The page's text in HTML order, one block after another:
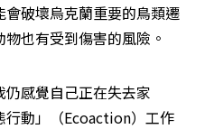
破壞烏克蘭重要的鳥類遷
也有受到傷害的風險。
仍感覺自己正在失去家
行動」（Ecoaction）工作